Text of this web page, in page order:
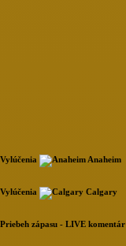
Vylúčenia Anaheim
Loading...
Vylúčenia Calgary
Loading...
Priebeh zápasu - LIVE komentár